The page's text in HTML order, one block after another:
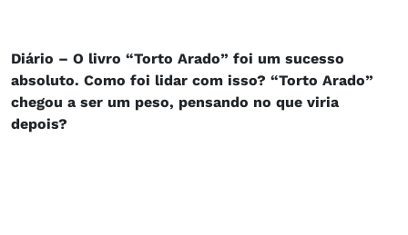
Diário – O livro “Torto Arado” foi um sucesso
absoluto. Como foi lidar com isso? “Torto Arado”
chegou a ser um peso, pensando no que viria
depois?